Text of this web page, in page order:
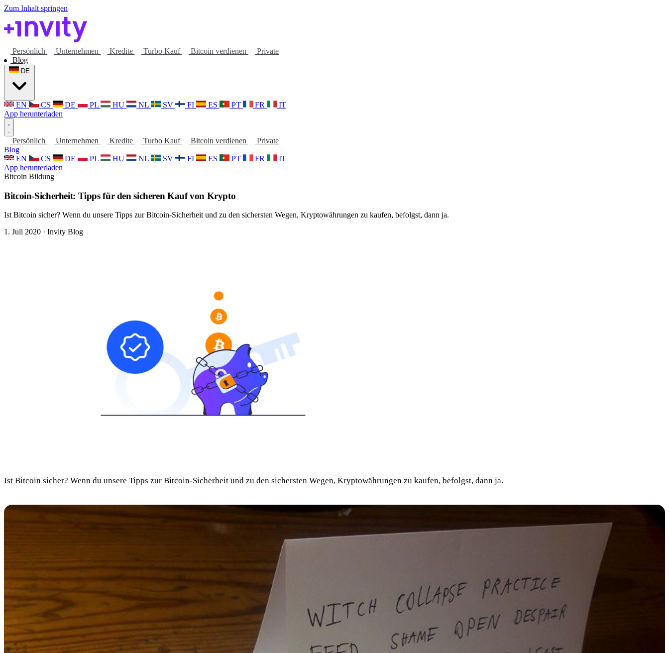
Zum Inhalt springen
Persönlich Unternehmen Kredite Turbo Kauf Bitcoin verdienen
Private
Blog
EN CS DE PL HU NL SV FI ES PT FR
IT
App herunterladen
Persönlich Unternehmen Kredite Turbo Kauf Bitcoin verdienen
Private
Blog
EN
CS DE PL HU NL SV FI ES PT FR
IT
App herunterladen
Bitcoin Bildung
Bitcoin-Sicherheit: Tipps für den sicheren Kauf von Krypto
Ist Bitcoin sicher? Wenn du unsere Tipps zur Bitcoin-Sicherheit und zu den sichersten Wegen, Kryptowährungen zu kaufen, befolgst, dann ja.
1. Juli 2020 · Invity Blog
Ist Bitcoin sicher? Wenn du unsere Tipps zur Bitcoin-Sicherheit und zu den sichersten Wegen, Kryptowährungen zu kaufen, befolgst, dann ja.